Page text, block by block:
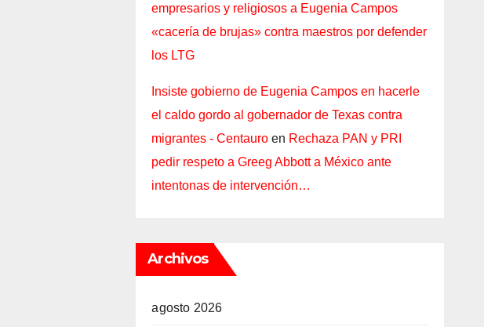
empresarios y religiosos a Eugenia Campos
«cacería de brujas» contra maestros por defender
los LTG
Insiste gobierno de Eugenia Campos en hacerle
el caldo gordo al gobernador de Texas contra
migrantes - Centauro en Rechaza PAN y PRI
pedir respeto a Greeg Abbott a México ante
intentonas de intervención…
Archivos
agosto 2026